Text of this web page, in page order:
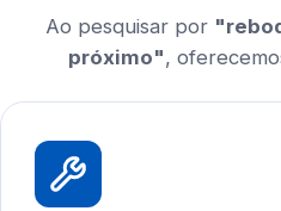
Ao pesquisar por
próximo",